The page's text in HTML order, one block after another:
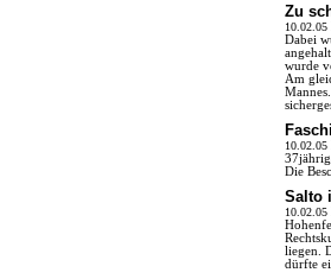
Zu
10.02.05
Dabei
wurde
Am
10.02.05
Die
Salto
10.02.05
liegen.
dürfte